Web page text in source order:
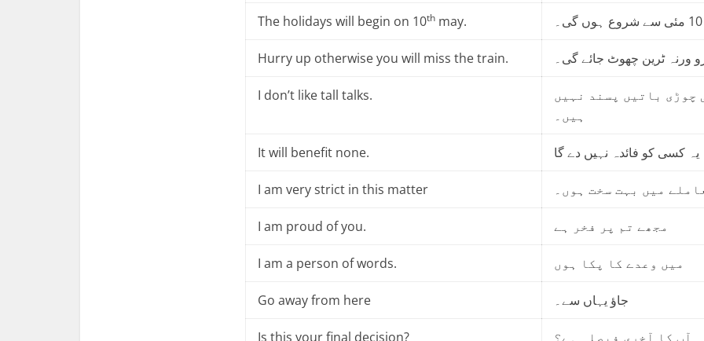
The holidays will begin on 10th may.
Hurry up otherwise you will miss the train. ورنہ ٹرین چھوٹ جائے گی۔
I don’t like tall talks.
چوڑی باتیں پسند نہیں
ہیں۔
It will benefit none. یہ کسی کو فائدہ نہیں دے گا
I am very strict in this matter میں بہت سخت ہوں۔
I am proud of you. مجھے تم پر فخر ہے
I am a person of words. میں وعدے کا پکا ہوں
Go away from here جاؤ یہاں سے۔
Is this your final decision? آپ کا آخری فیصلہ ہے؟